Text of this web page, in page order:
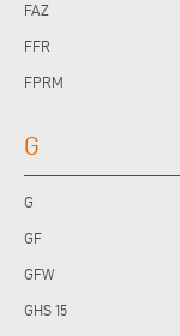
FAZ
FFR
FPRM
G
G
GF
GFW
GHS 15